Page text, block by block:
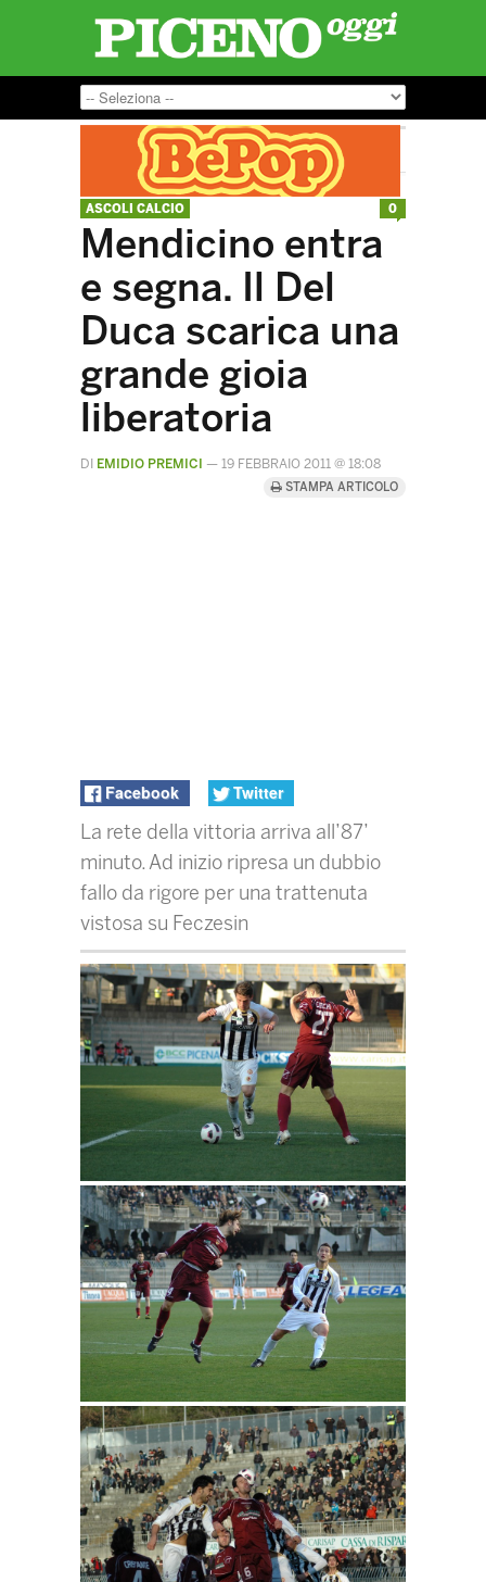
ASCOLI CALCIO
Mendicino entra
e segna. Il Del
Duca scarica una
grande gioia
liberatoria
DI EMIDIO PREMICI — 19 FEBBRAIO 2011 @ 18:08
STAMPA ARTICOLO
Facebook Twitter
La rete della vittoria arriva all’87’
minuto. Ad inizio ripresa un dubbio
fallo da rigore per una trattenuta
vistosa su Feczesin
0